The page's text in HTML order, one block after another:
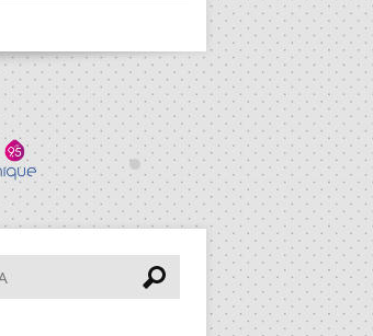
Pesquisar